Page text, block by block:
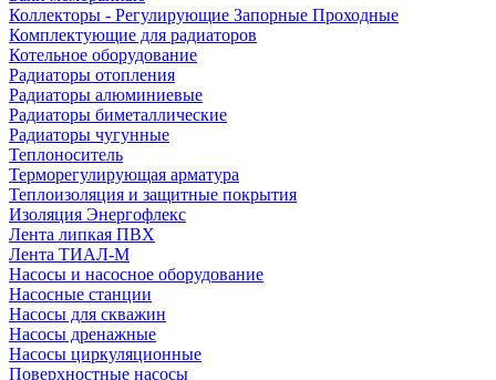
Коллекторы - Регулирующие Запорные Проходные
Комплектующие для радиаторов
Котельное оборудование
Радиаторы отопления
Радиаторы алюминиевые
Радиаторы биметаллические
Радиаторы чугунные
Теплоноситель
Терморегулирующая арматура
Теплоизоляция и защитные покрытия
Изоляция Энергофлекс
Лента липкая ПВХ
Лента ТИАЛ-М
Насосы и насосное оборудование
Насосные станции
Насосы для скважин
Насосы дренажные
Насосы циркуляционные
Поверхностные насосы